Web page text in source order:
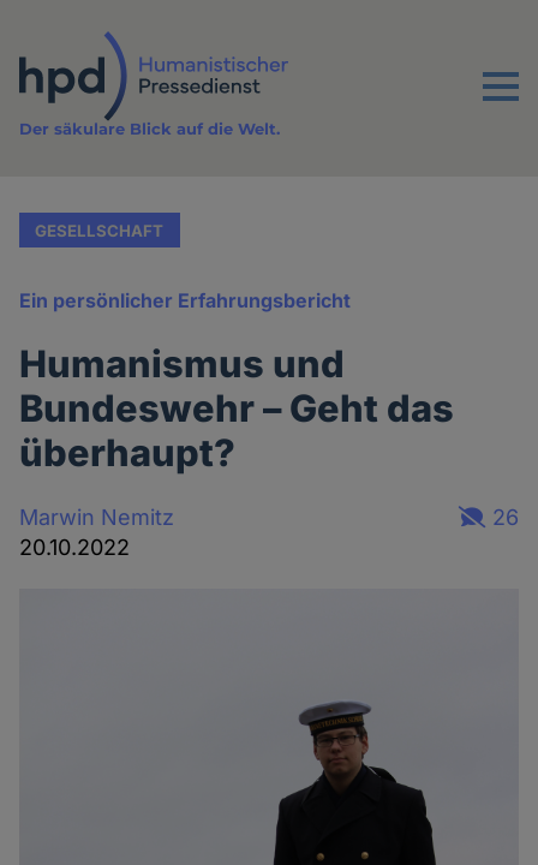
Inhalt
Menu
Der säkulare Blick auf die Welt.
GESELLSCHAFT
Ein persönlicher Erfahrungsbericht
Humanismus und
Bundeswehr – Geht das
überhaupt?
Marwin Nemitz
20.10.2022
26